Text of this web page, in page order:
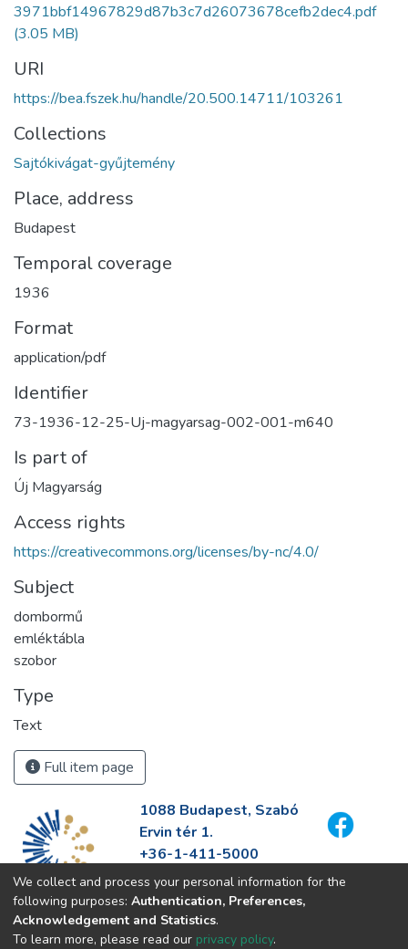
3971bbf14967829d87b3c7d26073678cefb2dec4.pdf
(3.05 MB)
URI
https://bea.fszek.hu/handle/20.500.14711/103261
Collections
Sajtókivágat-gyűjtemény
Place, address
Budapest
Temporal coverage
1936
Format
application/pdf
Identifier
73-1936-12-25-Uj-magyarsag-002-001-m640
Is part of
Új Magyarság
Access rights
https://creativecommons.org/licenses/by-nc/4.0/
Subject
dombormű
emléktábla
szobor
Type
Text
Full item page
1088 Budapest, Szabó
Ervin tér 1.
+36-1-411-5000
info@fszek.hu
https://fszek.hu
We collect and process your personal information for the
following purposes: Authentication, Preferences,
Acknowledgement and Statistics.
To learn more, please read our privacy policy.